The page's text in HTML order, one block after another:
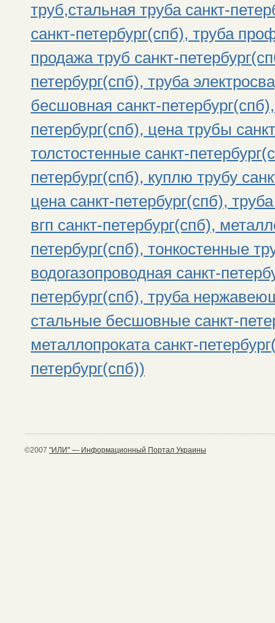
труб,стальная труба санкт-
санкт-петербург(спб), труба
продажа труб санкт-
петербург(спб), труба
бесшовная санкт-
петербург(спб), цена трубы
толстостенные санкт-
петербург(спб), куплю трубу
цена санкт-петербург(спб),
вгп санкт-петербург(спб),
петербург(спб), тонкостенные
водогазопроводная санкт-
петербург(спб), труба
стальные бесшовные санкт-
металлопроката санкт-
петербург(спб))
©2007 "ИЛИ" — Информационный Портал Украины